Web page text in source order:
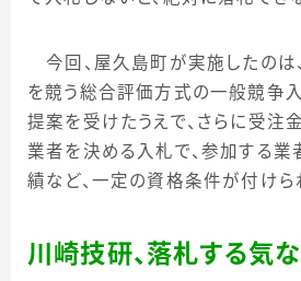
今回、屋久島町が実施したのは
を競う総合評価方式の一般競争
提案を受けたうえで、さらに受注
業者を決める入札で、参加する
績など、一定の資格条件が付けら
川崎技研、落札する気